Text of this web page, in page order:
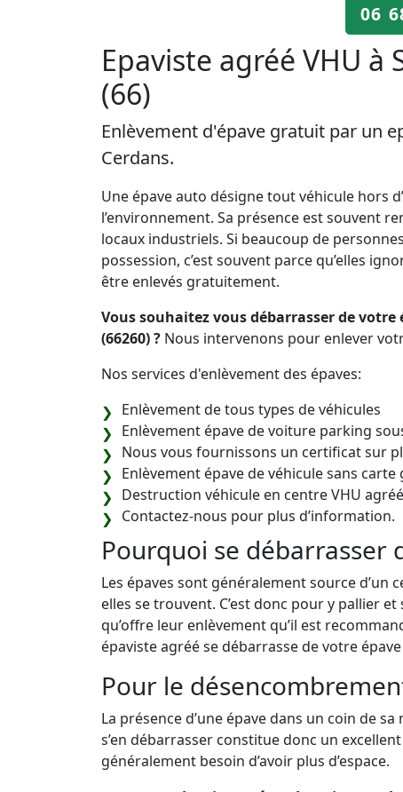
06
Epaviste agréé VHU
(66)
Enlèvement d'épave gratuit par un
Cerdans.
Une épave auto désigne tout véhicule hors
l’environnement. Sa présence est souvent
locaux industriels. Si beaucoup de
possession, c’est souvent parce qu’elles
être enlevés gratuitement.
Vous souhaitez vous débarrasser de
(66260) ? Nous intervenons pour enlever
Nos services d'enlèvement des épaves:
Enlèvement de tous types de véhicules
Enlèvement épave de voiture parking
Nous vous fournissons un certificat sur
Enlèvement épave de véhicule sans carte
Destruction véhicule en centre VHU
Contactez-nous pour plus d’information.
Pourquoi se débarrasser
Les épaves sont généralement source
elles se trouvent. C’est donc pour y pallier
qu’offre leur enlèvement qu’il est
épaviste agréé se débarrasse de votre
Pour le
La présence d’une épave dans un coin de
s’en débarrasser constitue donc un
généralement besoin d’avoir plus d’espace.